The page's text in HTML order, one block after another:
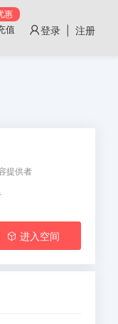
惠
值 登录 | 注册
提供者
进入空间